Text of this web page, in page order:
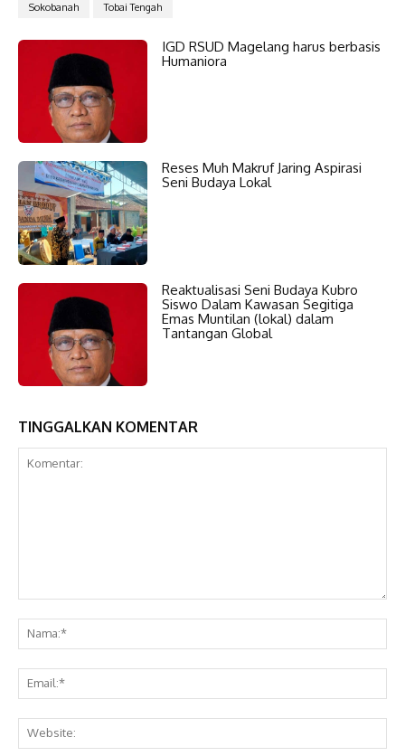
Sokobanah
Tobai Tengah
IGD RSUD Magelang harus berbasis
Humaniora
Reses Muh Makruf Jaring Aspirasi
Seni Budaya Lokal
Reaktualisasi Seni Budaya Kubro
Siswo Dalam Kawasan Segitiga
Emas Muntilan (lokal) dalam
Tantangan Global
TINGGALKAN KOMENTAR